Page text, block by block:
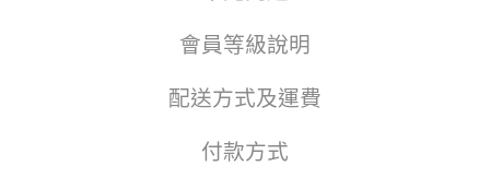
會員等級說明
配送方式及運費
付款方式